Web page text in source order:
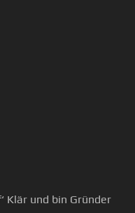
Klär und bin Gründer